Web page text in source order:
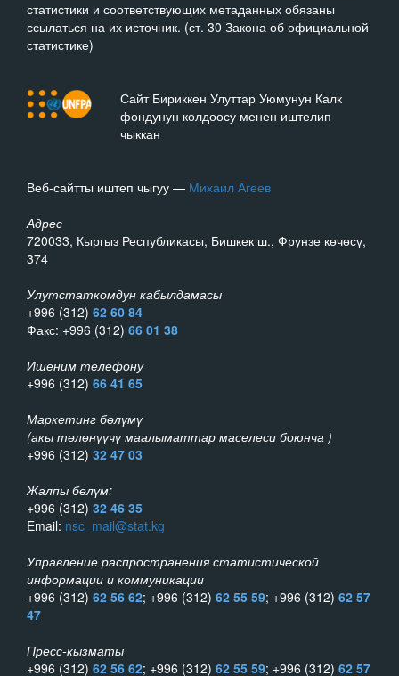
статистики и соответствующих метаданных обязаны
ссылаться на их источник. (ст. 30 Закона об официальной
статистике)
Сайт Бириккен Улуттар Уюмунун Калк
фондунун колдоосу менен иштелип
чыккан
Веб-сайтты иштеп чыгуу — Михаил Агеев
Адрес
720033, Кыргыз Республикасы, Бишкек ш., Фрунзе көчөсү,
374
Улутстаткомдун кабылдамасы
+996 (312) 62 60 84
Факс: +996 (312) 66 01 38
Ишеним телефону
+996 (312) 66 41 65
Маркетинг бөлүмү
(акы төлөнүүчү маалыматтар маселеси боюнча )
+996 (312) 32 47 03
Жалпы бөлүм:
+996 (312) 32 46 35
Email: nsc_mail@stat.kg
Управление распространения статистической
информации и коммуникации
+996 (312) 62 56 62; +996 (312) 62 55 59; +996 (312) 62 57
47
Пресс-кызматы
+996 (312) 62 56 62; +996 (312) 62 55 59; +996 (312) 62 57